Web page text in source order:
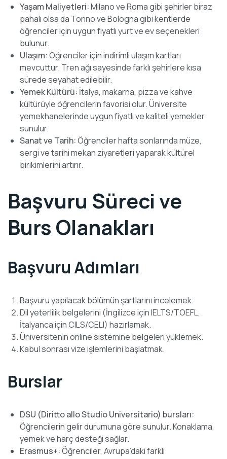
Yaşam Maliyetleri:Milano ve Roma gibi şehirler biraz
pahalı olsa da Torino ve Bologna gibi kentlerde
öğrenciler için uygun fiyatlı yurt ve ev seçenekleri
bulunur.
Ulaşım:Öğrenciler için indirimli ulaşım kartları
mevcuttur. Tren ağı sayesinde farklı şehirlere kısa
sürede seyahat edilebilir.
Yemek Kültürü: İtalya, makarna, pizza ve kahve
kültürüyle öğrencilerin favorisi olur. Üniversite
yemekhanelerinde uygun fiyatlı ve kaliteli yemekler
sunulur.
Sanat ve Tarih:Öğrenciler hafta sonlarında müze,
sergi ve tarihi mekan ziyaretleri yaparak kültürel
birikimlerini artırır.
Başvuru Süreci ve
Burs Olanakları
Başvuru Adımları
Başvuru yapılacak bölümün şartlarını incelemek.
Dil yeterlilik belgelerini (İngilizce için IELTS/TOEFL,
İtalyanca için CILS/CELI) hazırlamak.
Üniversitenin online sistemine belgeleri yüklemek.
Kabul sonrası vize işlemlerini başlatmak.
Burslar
DSU (Diritto allo Studio Universitario) bursları:
Öğrencilerin gelir durumuna göre sunulur. Konaklama,
yemek ve harç desteği sağlar.
Erasmus+:Öğrenciler, Avrupa’daki farklı